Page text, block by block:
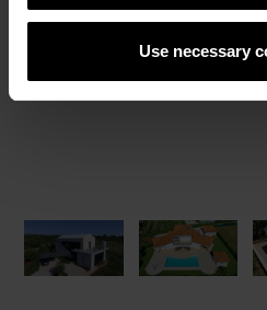
Use necessary